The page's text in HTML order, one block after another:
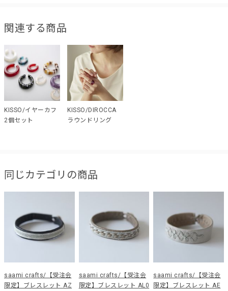
関連する商品
KISSO/イヤーカフ
2個セット
KISSO/DIROCCA
ラウンドリング
同じカテゴリの商品
saami crafts/【受注会
限定】ブレスレット AZ
saami crafts/【受注会
限定】ブレスレット AL0
saami crafts/【受注会
限定】ブレスレット AE